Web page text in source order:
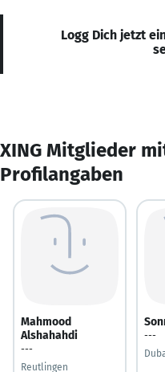
Logg Dich jetzt
XING Mitglieder
Profilangaben
Mahmood
Alshahahdi
---
Reutlingen
---